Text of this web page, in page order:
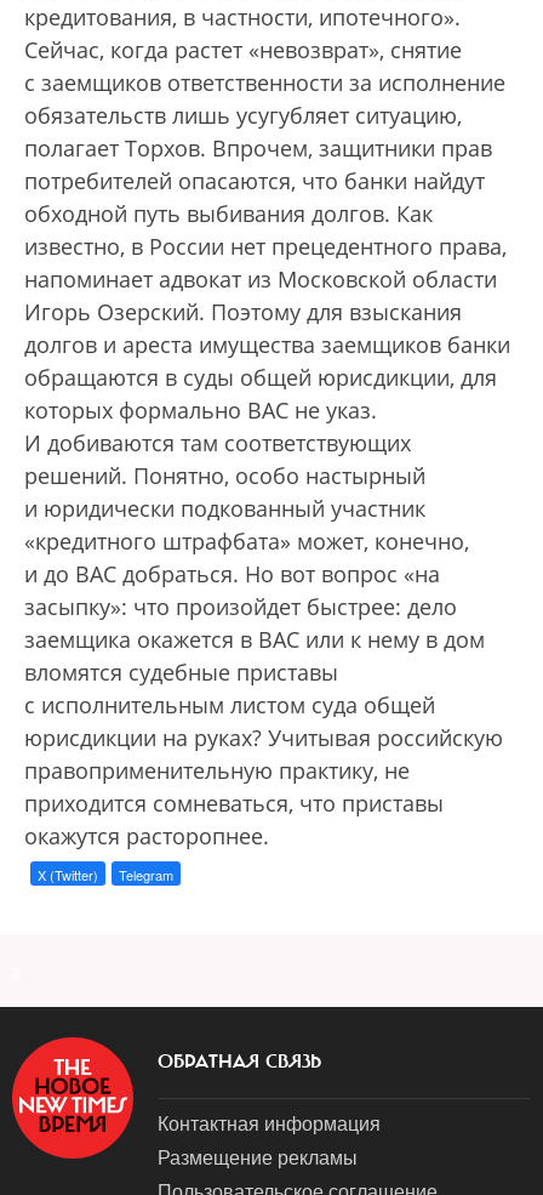
кредитования, в частности, ипотечного».
Сейчас, когда растет «невозврат», снятие
с заемщиков ответственности за исполнение
обязательств лишь усугубляет ситуацию,
полагает Торхов. Впрочем, защитники прав
потребителей опасаются, что банки найдут
обходной путь выбивания долгов. Как
известно, в России нет прецедентного права,
напоминает адвокат из Московской области
Игорь Озерский. Поэтому для взыскания
долгов и арес­та имущества заемщиков банки
обращаются в суды общей юрисдикции, для
которых формально ВАС не указ.
И добиваются там соответствующих
решений. Понятно, особо настырный
и юридически подкованный участник
«кредитного штрафбата» может, конечно,
и до ВАС добраться. Но вот вопрос «на
засыпку»: что произойдет быстрее: дело
заемщика окажется в ВАС или к нему в дом
вломятся судебные приставы
с исполнительным листом суда общей
юрисдикции на руках? Учитывая российскую
правоприменительную практику, не
приходится сомневаться, что приставы
окажутся расторопнее.
X (Twitter) Telegram
ОБРАТНАЯ СВЯЗЬ
Контактная информация
Размещение рекламы